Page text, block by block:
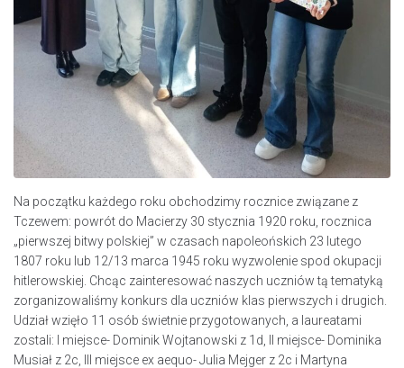
Na początku każdego roku obchodzimy rocznice związane z
Tczewem: powrót do Macierzy 30 stycznia 1920 roku, rocznica
„pierwszej bitwy polskiej” w czasach napoleońskich 23 lutego
1807 roku lub 12/13 marca 1945 roku wyzwolenie spod okupacji
hitlerowskiej. Chcąc zainteresować naszych uczniów tą tematyką
zorganizowaliśmy konkurs dla uczniów klas pierwszych i drugich.
Udział wzięło 11 osób świetnie przygotowanych, a laureatami
zostali: I miejsce- Dominik Wojtanowski z 1d, II miejsce- Dominika
Musiał z 2c, III miejsce ex aequo- Julia Mejger z 2c i Martyna